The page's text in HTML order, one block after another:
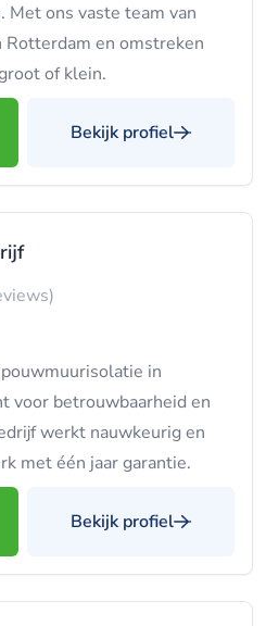
ons vaste team van
Rotterdam en omstreken
of klein.
Bekijk profiel
in
voor betrouwbaarheid en
werkt nauwkeurig en
met één jaar garantie.
Bekijk profiel